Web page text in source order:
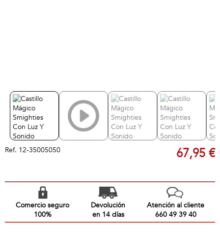
Ref. 12-35005050 67,95 €
Comercio seguro
100%
Devolución
en 14 días
Atención al cliente
660 49 39 40